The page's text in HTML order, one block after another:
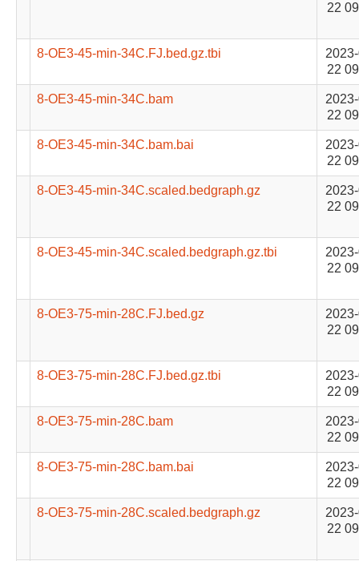
22
8-OE3-45-min-34C.FJ.bed.gz.tbi
22
8-OE3-45-min-34C.bam
22
8-OE3-45-min-34C.bam.bai
22
8-OE3-45-min-34C.scaled.bedgraph.gz
22
8-OE3-45-min-34C.scaled.bedgraph.gz.tbi
22
8-OE3-75-min-28C.FJ.bed.gz
22
8-OE3-75-min-28C.FJ.bed.gz.tbi
22
8-OE3-75-min-28C.bam
22
8-OE3-75-min-28C.bam.bai
22
8-OE3-75-min-28C.scaled.bedgraph.gz
22